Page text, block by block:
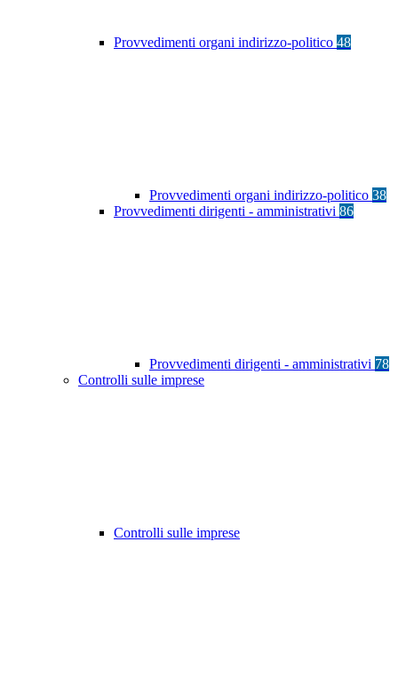
Provvedimenti organi indirizzo-politico 48
Provvedimenti organi indirizzo-politico 38
Provvedimenti dirigenti - amministrativi 86
Provvedimenti dirigenti - amministrativi 78
Controlli sulle imprese
Controlli sulle imprese